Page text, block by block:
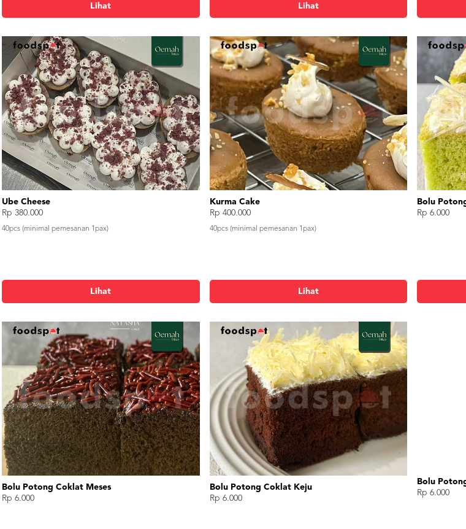
Bolu Potong Pandan Meses
Rp 6.000
Bolu Potong Coklat Meses
Rp 6.000
Bolu
Rp 6.000
Donut Coklat Meses
Rp 7.000
Donut Keju
Rp 7.000
Roti Coklat